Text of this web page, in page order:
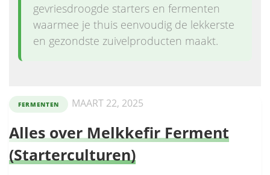
gevriesdroogde starters en fermenten
waarmee je thuis eenvoudig de lekkerste
en gezondste zuivelproducten maakt.
FERMENTEN MAART 22, 2025
Alles over Melkkefir Ferment
(Starterculturen)